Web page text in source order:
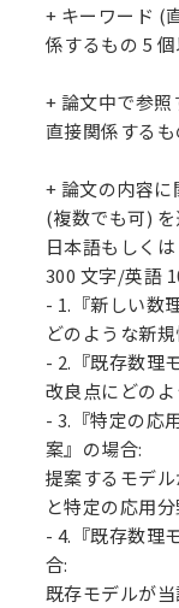
+ キーワード (
係するもの 5
+ 論文中で参
直接関係する
+ 論文の内容
(複数でも可)
日本語もしく
300 文字/英語
- 1.『新しい数
どのような新
- 2.『既存数理
改良点にどの
- 3.『特定の応
案』の場合:
提案するモデ
と特定の応用
- 4.『既存数理
合:
既存モデルが